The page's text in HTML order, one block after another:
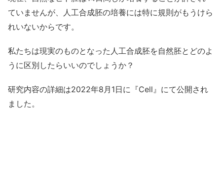
ていませんが、人工合成胚の培養には特に規則がもうけら
れいないからです。
私たちは現実のものとなった人工合成胚を自然胚とどのよ
うに区別したらいいのでしょうか？
研究内容の詳細は2022年8月1日に『Cell』にて公開され
ました。